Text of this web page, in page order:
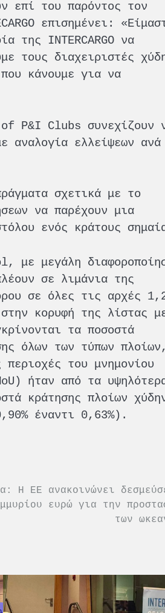
επί του παρόντος τον
επισημένει:
της INTERCARGO να
τους διαχειριστές
κάνουμε για να
P&I Clubs συνεχίζουν
αναλογία ελλείψεων ανά
σχετικά με το
να παρέχουν μια
ενός κράτους
με μεγάλη
σε λιμάνια της
σε όλες τις αρχές
κορυφή της λίστας
τα ποσοστά
όλων των τύπων
του μνημονίου
ήταν από τα
κράτησης πλοίων
έναντι 0,63%).
Η ΕΕ ανακοινώνει
ευρώ για την
των